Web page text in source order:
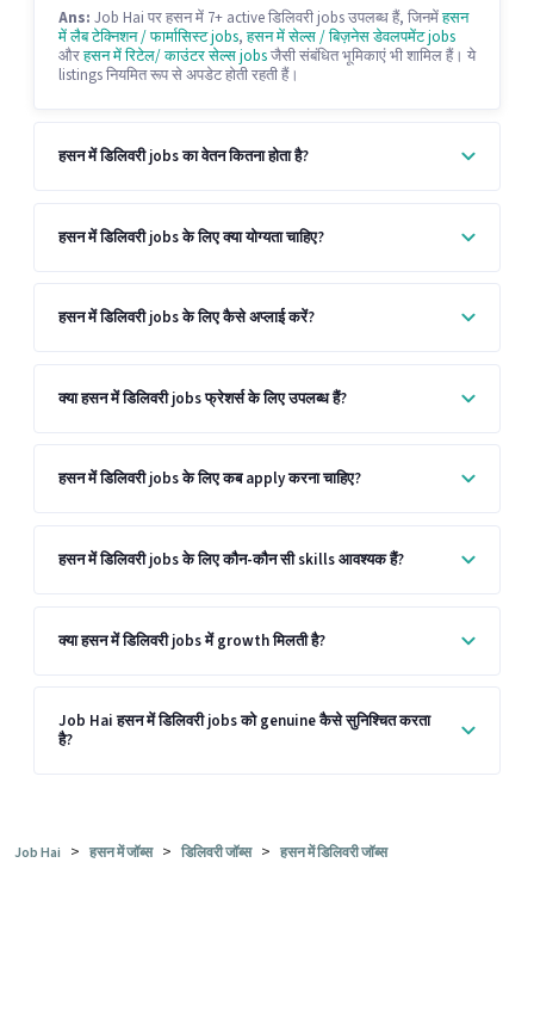
Ans: Job Hai पर हसन में 7+ active डिलिवरी jobs उपलब्ध हैं, जिनमेंहसन
में लैब टेक्निशन / फार्मासिस्ट jobs,हसन में सेल्स / बिज़नेस डेवलपमेंट jobs
औरहसन में रिटेल/ काउंटर सेल्स jobsजैसी संबंधित भूमिकाएं भी शामिल हैं। ये
listings नियमित रूप से अपडेट होती रहती हैं।
हसन में डिलिवरी jobs का वेतन कितना होता है?
हसन में डिलिवरी jobs के लिए क्या योग्यता चाहिए?
हसन में डिलिवरी jobs के लिए कैसे अप्लाई करें?
क्या हसन में डिलिवरी jobs फ्रेशर्स के लिए उपलब्ध हैं?
हसन में डिलिवरी jobs के लिए कब apply करना चाहिए?
हसन में डिलिवरी jobs के लिए कौन-कौन सी skills आवश्यक हैं?
क्या हसन में डिलिवरी jobs में growth मिलती है?
Job Hai हसन में डिलिवरी jobs को genuine कैसे सुनिश्चित करता
है?
Job Hai > हसन में जॉब्स > डिलिवरी जॉब्स > हसन में डिलिवरी जॉब्स